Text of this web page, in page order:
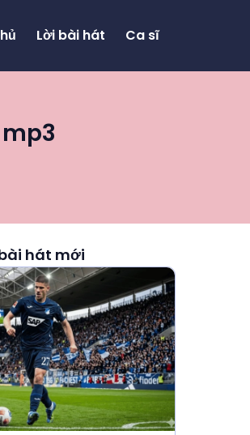
Lời bài hát Ca sĩ
hát mới